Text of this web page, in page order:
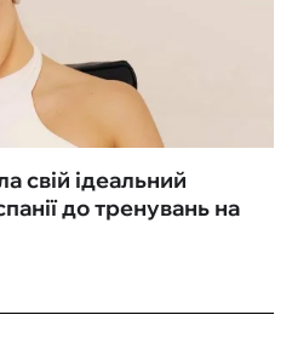
свій ідеальний
до тренувань на